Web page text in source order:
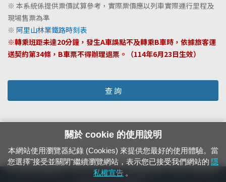
※ 本系統係提供票價試算參考，實際票價應以列車實際運行里程及
現場售票為準
※ 阿里山林業鐵路時刻表
※轉乘班距未達20分鐘，發生A車誤點不及轉乘B車時，依據旅客運
送契約第34條，B車票不得辦理退票。（114年6月23日生效）
查 詢
24小時緊急通報電話：1933（市話、手機，僅限發現軌道、平交道、橋樑及隧
關於 cookie 的使用說明
本網站使用瀏覽器紀錄 (Cookies) 來提供您最好的使用體驗。當
您選擇"接受並關閉"繼續瀏覽網站，表示您已接受我們網站的 隱
私權宣告 。